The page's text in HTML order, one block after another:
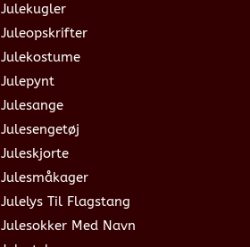
Julekugler
Juleopskrifter
Julekostume
Julepynt
Julesange
Julesengetøj
Juleskjorte
Julesmåkager
Julelys Til Flagstang
Julesokker Med Navn